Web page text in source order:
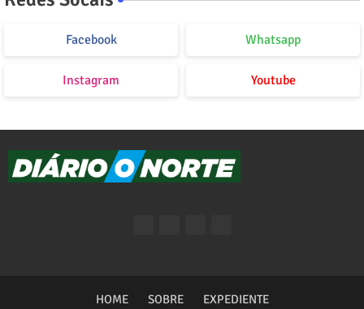
Facebook Whatsapp
Instagram Youtube
HOME SOBRE EXPEDIENTE